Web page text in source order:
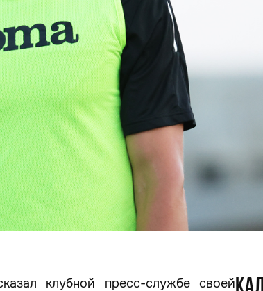
клубной пресс-службе своей